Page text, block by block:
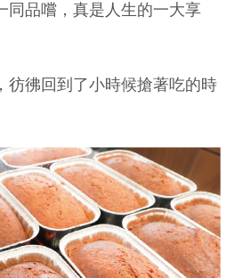
同品嚐，真是人生的一大享
彷彿回到了小時候搶著吃的時